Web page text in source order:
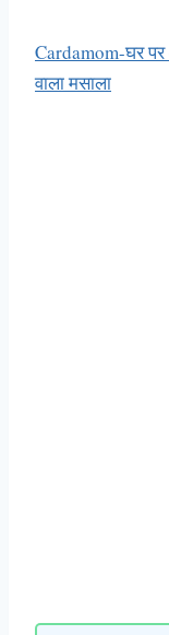
Cardamom-घर
वाला मसाला